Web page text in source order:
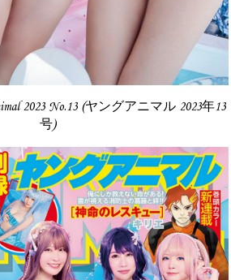
2023 No.13 (ヤングアニマル 2023年13
号)